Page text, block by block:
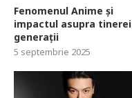
Fenomenul Anime și
impactul asupra tinerei
generații
5 septembrie 2025